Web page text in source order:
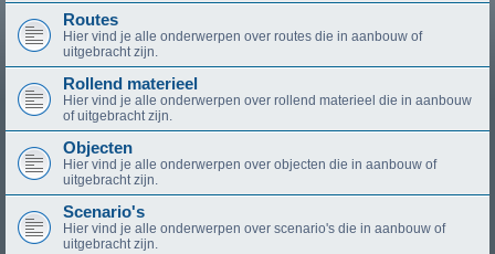
Routes
Hier vind je alle onderwerpen over routes die in aanbouw of
uitgebracht zijn.
Rollend materieel
Hier vind je alle onderwerpen over rollend materieel die in aanbouw
of uitgebracht zijn.
Objecten
Hier vind je alle onderwerpen over objecten die in aanbouw of
uitgebracht zijn.
Scenario's
Hier vind je alle onderwerpen over scenario's die in aanbouw of
uitgebracht zijn.